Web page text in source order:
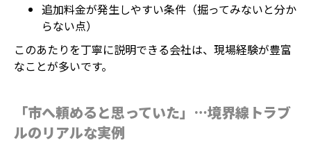
追加料金が発生しやすい条件（掘ってみないと分か
らない点）
このあたりを丁寧に説明できる会社は、現場経験が豊富
なことが多いです。
「市へ頼めると思っていた」…境界線トラブ
ルのリアルな実例